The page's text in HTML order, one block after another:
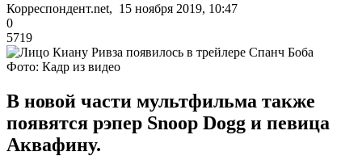
Корреспондент.net, 15 ноября 2019, 10:47
0
5719
Фото: Кадр из видео
В новой части мультфильма также
появятся рэпер Snoop Dogg и певица
Аквафину.